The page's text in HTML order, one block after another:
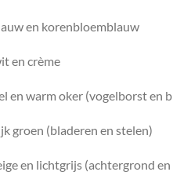
en korenbloemblauw
en crème
en warm oker (vogelborst en
groen (bladeren en stelen)
en lichtgrijs (achtergrond